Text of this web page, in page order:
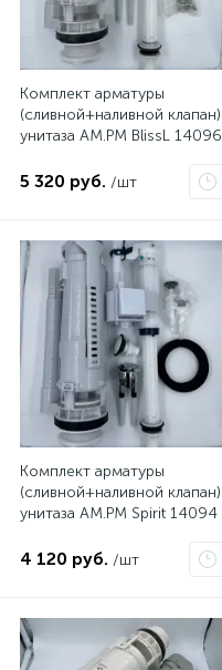
Комплект арматуры
(сливной+наливной клапан)
унитаза AM.PM BlissL 14096
5 320 руб. /шт
Комплект арматуры
(сливной+наливной клапан)
унитаза AM.PM Spirit 14094
4 120 руб. /шт